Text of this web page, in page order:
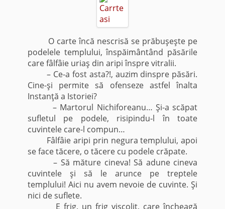
O carte încă nescrisă se prăbuşeşte pe
podelele templului, înspăimântând păsările
care fâlfâie uriaş din aripi înspre vitralii.
– Ce-a fost asta?!, auzim dinspre păsări.
Cine-şi permite să ofenseze astfel înalta
Instanţă a Istoriei?
– Martorul Nichiforeanu… Şi-a scăpat
sufletul pe podele, risipindu-l în toate
cuvintele care-l compun…
Fâlfâie aripi prin negura templului, apoi
se face tăcere, o tăcere cu podele crăpate.
– Să măture cineva! Să adune cineva
cuvintele şi să le arunce pe treptele
templului! Aici nu avem nevoie de cuvinte. Şi
nici de suflete.
E frig, un frig viscolit, care încheagă